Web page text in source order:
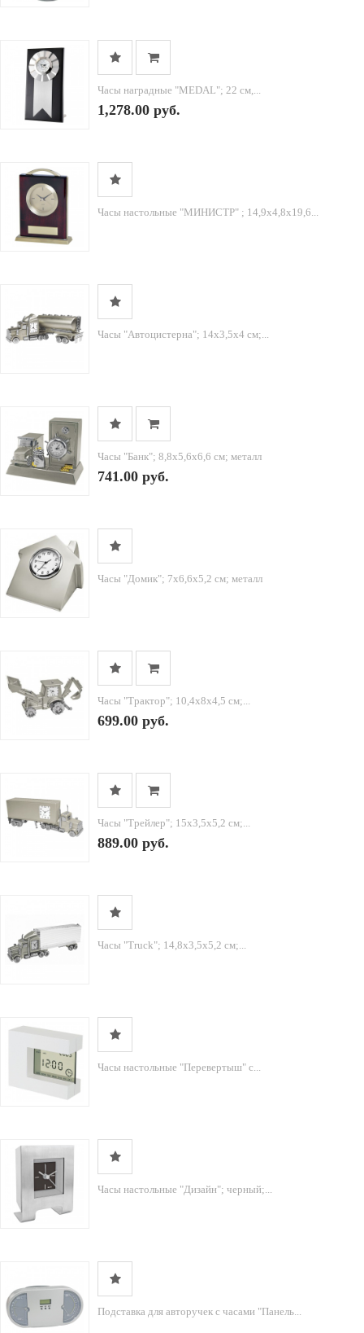
Часы наградные "MEDAL"; 22 см,...
1,278.00 руб.
Часы настольные "МИНИСТР" ; 14,9х4,8х19,6...
Часы "Автоцистерна"; 14х3,5х4 см;...
Часы "Банк"; 8,8х5,6х6,6 см; металл
741.00 руб.
Часы "Домик"; 7х6,6х5,2 см; металл
Часы "Трактор"; 10,4х8х4,5 см;...
699.00 руб.
Часы "Трейлер"; 15х3,5х5,2 см;...
889.00 руб.
Часы "Truck"; 14,8х3,5х5,2 см;...
Часы настольные "Перевертыш" с...
Часы настольные "Дизайн"; черный;...
Подставка для авторучек с часами "Панель...